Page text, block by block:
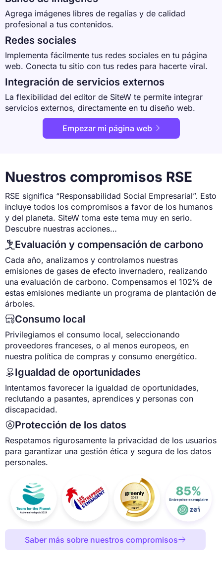
Agrega imágenes libres de regalías y de calidad
profesional a tus contenidos.
Redes sociales
Implementa fácilmente tus redes sociales en tu página
web. Conecta tu sitio con tus redes para hacerte viral.
Integración de servicios externos
La flexibilidad del editor de SiteW te permite integrar
servicios externos, directamente en tu diseño web.

Empezar mi página web
Nuestros compromisos RSE
RSE significa “Responsabilidad Social Empresarial”. Esto
incluye todos los compromisos a favor de los humanos
y del planeta. SiteW toma este tema muy en serio.
Descubre nuestras acciones…
 Evaluación y compensación de carbono
Cada año, analizamos y controlamos nuestras
emisiones de gases de efecto invernadero, realizando
una evaluación de carbono. Compensamos el 102% de
estas emisiones mediante un programa de plantación de
árboles.
Consumo local
Privilegiamos el consumo local, seleccionando
proveedores franceses, o al menos europeos, en
nuestra política de compras y consumo energético.
Igualdad de oportunidades
Intentamos favorecer la igualdad de oportunidades,
reclutando a pasantes, aprendices y personas con
discapacidad.
Protección de los datos
Respetamos rigurosamente la privacidad de los usuarios
para garantizar una gestión ética y segura de los datos
personales.

Saber más sobre nuestros compromisos